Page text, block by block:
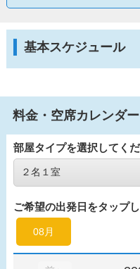
基本スケジュール
料金・空席カレンダー
部屋タイプを選択してく
ご希望の出発日をタップ
08月